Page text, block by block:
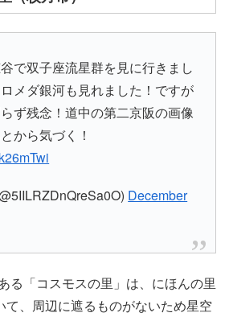
で双子座流星群を見に行きまし
メダ銀河も見れました！ですが
ず残念！道中の第二京阪の画像
から気づく！
December
る「コスモスの里」は、にほんの里
て、周辺に遮るものがないため星空